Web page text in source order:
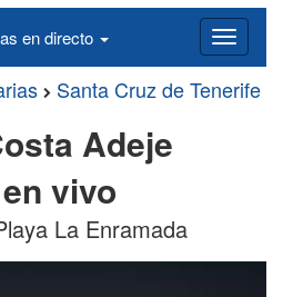
en directo
Santa Cruz de Tenerife
Adeje
vivo
La Enramada